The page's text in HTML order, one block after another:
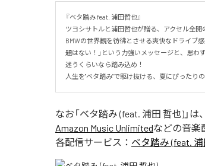
『ベタ踏み feat. 浦田哲也』
ツヨシサトルと浦田哲也が贈る、アクセル全開
BMWの世界観を彷彿とさせる爽快なドライブ
題はない！」という力強いメッセージと、思わ
迷うくらいなら踏み込め！
人生を"ベタ踏み"で駆け抜ける、夏にぴったり
なお「ベタ踏み (feat. 浦田 哲也) 」は、
Amazon Music Unlimitedなどの音楽
各配信サービス： ベタ踏み (feat.